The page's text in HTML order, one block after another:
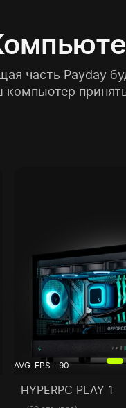
часть Payday
AVG. FPS - 90
HYPERPC PLAY 1